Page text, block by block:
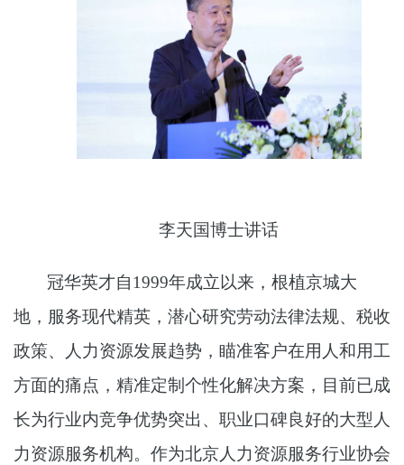
李天国博士讲话
冠华英才自1999年成立以来，根植京城大
地，服务现代精英，潜心研究劳动法律法规、税收
政策、人力资源发展趋势，瞄准客户在用人和用工
方面的痛点，精准定制个性化解决方案，目前已成
长为行业内竞争优势突出、职业口碑良好的大型人
力资源服务机构。作为北京人力资源服务行业协会